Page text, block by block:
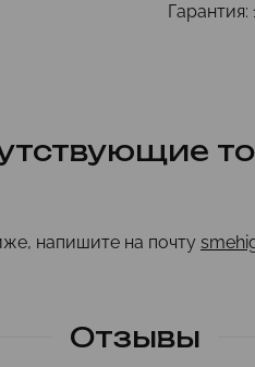
Гарантия:
напишите на почту
Отзывы